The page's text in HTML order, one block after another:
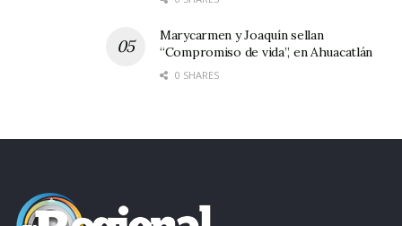
Marycarmen y Joaquín sellan
“Compromiso de vida”, en Ahuacatlán
0 SHARES